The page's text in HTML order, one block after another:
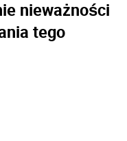
nieważności
tego